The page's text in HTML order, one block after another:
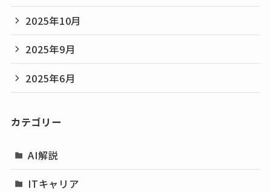
2025年10月
2025年9月
2025年6月
カテゴリー
AI解説
ITキャリア